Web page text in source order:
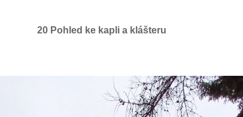
20 Pohled ke kapli a klášteru